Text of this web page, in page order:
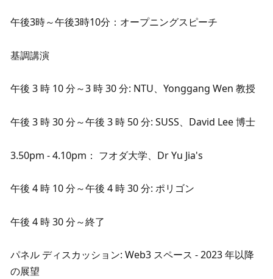
午後3時～午後3時10分：オープニングスピーチ
基調講演
午後 3 時 10 分～3 時 30 分: NTU、Yonggang Wen 教授
午後 3 時 30 分～午後 3 時 50 分: SUSS、David Lee 博士
3.50pm - 4.10pm： フオダ大学、Dr Yu Jia's
午後 4 時 10 分～午後 4 時 30 分: ポリゴン
午後 4 時 30 分～終了
パネル ディスカッション: Web3 スペース - 2023 年以降
の展望